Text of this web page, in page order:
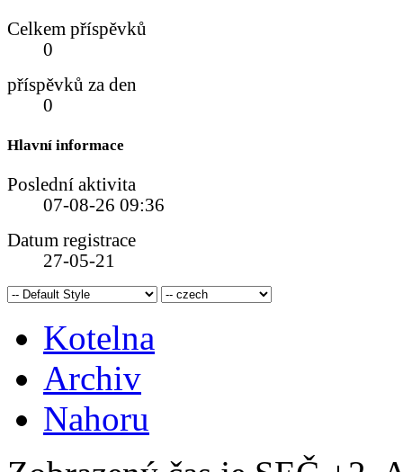
Celkem příspěvků
0
příspěvků za den
0
Hlavní informace
Poslední aktivita
07-08-26 09:36
Datum registrace
27-05-21
Kotelna
Archiv
Nahoru